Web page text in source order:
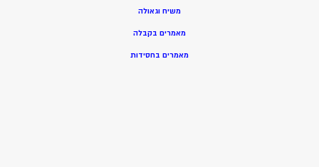
משיח וגאולה
מאמרים בקבלה
מאמרים בחסידות